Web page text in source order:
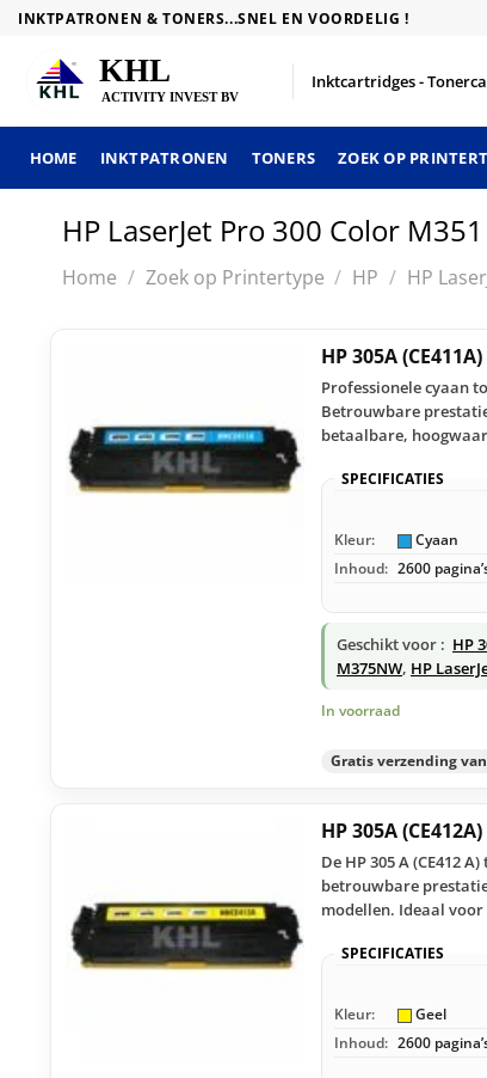
Skip
content
INKTPATRONEN & TONERS...SNEL EN VOORDELIG !
Inktcartridges -
HOME INKTPATRONEN TONERS ZOEK OP
HP LaserJet Pro 300 Color
Home / Zoek op Printertype / HP / HP
HP 305A
Professionele cyaan
Betrouwbare
betaalbare,
SPECIFICATIES
Kleur: Cyaan
Inhoud: 2600
Geschikt voor : HP
M375NW, HP
In voorraad
Gratis verzending
HP 305A
De HP 305 A (CE412
betrouwbare
modellen. Ideaal
SPECIFICATIES
Kleur: Geel
Inhoud: 2600